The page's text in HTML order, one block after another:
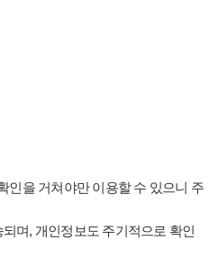
인을 거쳐야만 이용할 수 있으니 주
며, 개인정보도 주기적으로 확인